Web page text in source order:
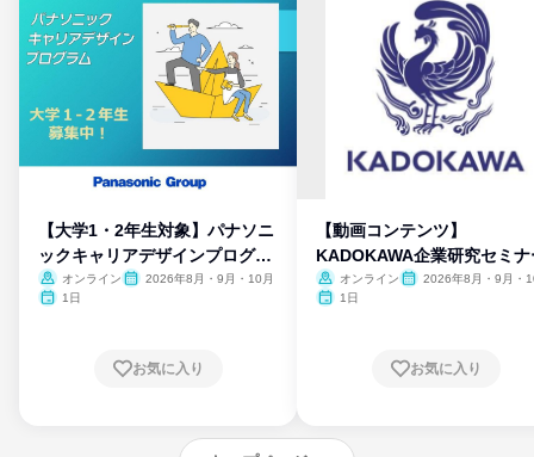
【大学1・2年生対象】パナソニ
ックキャリアデザインプログラ
ム
オンライン
2026年8月・9月・10月
1日
お気に入り
【動画コンテンツ】
KADOKAWA企業研究セミナ
オンライン
2026年8月・9月・
1日
お気に入り